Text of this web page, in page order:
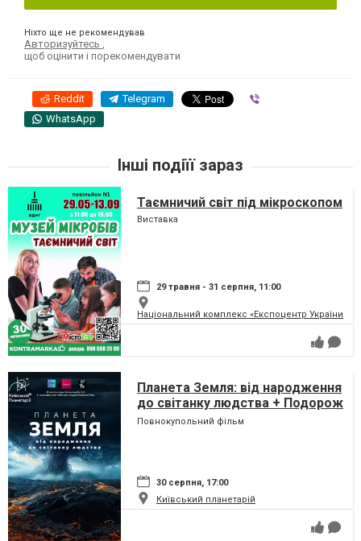
Ніхто ще не рекомендував
Авторизуйтесь ,
щоб оцінити і порекомендувати
Reddit Telegram
WhatsApp
Інші подіїї зараз
Таємничий світ під мікроскопом
Виставка
29 травня - 31 серпня, 11:00
Національний комплекс «Експоцентр України»
Планета Земля: від народження
до світанку людства + Подорож
сузір'ями (класична програма)
Повнокупольний фільм
30 серпня, 17:00
Київський планетарій